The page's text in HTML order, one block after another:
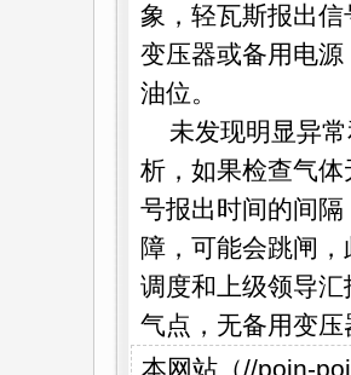
象，轻瓦斯报出
变压器或备用电
油位。
未发现明显异常
析，如果检查气
号报出时间的间
障，可能会跳闸
调度和上级领导
气点，无备用变
本网站（//poin-